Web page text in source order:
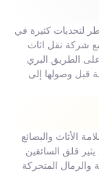
لتحديات كثيرة في
مع شركة نقل اثاث
الطريق البري
قبل وصولها إلى
الأثاث والبضائع
قلق السائقين
والرمال المتحركة